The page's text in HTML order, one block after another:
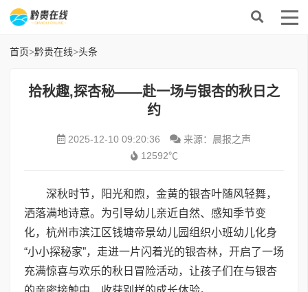
首页>黔贵在线>头条
拾秋趣,探杏秘——赴一场与银杏的秋日之
约
2025-12-10 09:20:36
来源：晨报之声
12592℃
深秋时节，阳光和煦，金黄的银杏叶随风轻舞，
洒落满地诗意。为引导幼儿亲近自然、感知季节变
化，杭州市滨江区钱塘帝景幼儿园组织小班幼儿化身
“小小探秘家”，走进一片闪着光的银杏林，开启了一场
充满惊喜与欢乐的秋日冒险活动，让孩子们在与银杏